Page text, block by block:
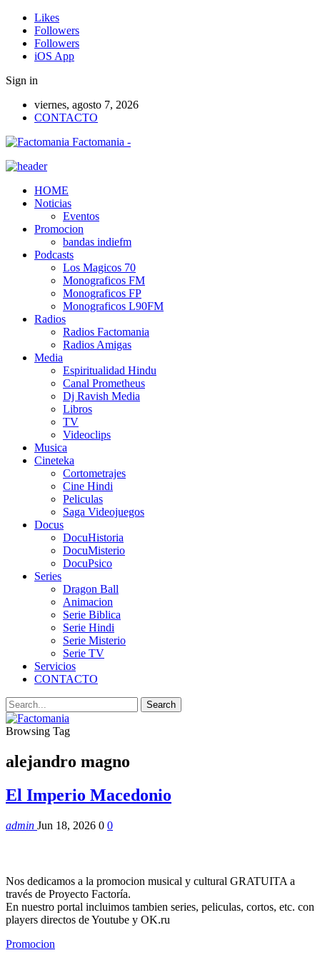
Likes
Followers
Followers
iOS App
Sign in
viernes, agosto 7, 2026
CONTACTO
Factomania -
HOME
Noticias
Eventos
Promocion
bandas indiefm
Podcasts
Los Magicos 70
Monograficos FM
Monograficos FP
Monograficos L90FM
Radios
Radios Factomania
Radios Amigas
Media
Espiritualidad Hindu
Canal Prometheus
Dj Ravish Media
Libros
TV
Videoclips
Musica
Cineteka
Cortometrajes
Cine Hindi
Peliculas
Saga Videojuegos
Docus
DocuHistoria
DocuMisterio
DocuPsico
Series
Dragon Ball
Animacion
Serie Biblica
Serie Hindi
Serie Misterio
Serie TV
Servicios
CONTACTO
Browsing Tag
alejandro magno
El Imperio Macedonio
admin Jun 18, 2026 0 0
Nos dedicamos a la promocion musical y cultural GRATUITA a
través de Proyecto Factoría.
En nuestro portal incluimos tambien series, peliculas, cortos, etc. con
players directos de Youtube y OK.ru
Promocion